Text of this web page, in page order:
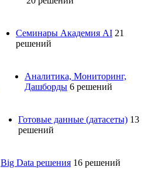
Семинары Академия AI 21
решений
Аналитика, Мониторинг,
Дашборды 6 решений
Готовые данные (датасеты) 13
решений
Big Data решения 16 решений